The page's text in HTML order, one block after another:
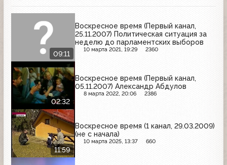
09:11
Воскресное время (Первый канал,
25.11.2007) Политическая ситуация за
неделю до парламентских выборов
10 марта 2021, 19:29 2360
02:32
Воскресное время (Первый канал,
05.11.2007) Александр Абдулов
8 марта 2022, 20:06 2386
11:59
Воскресное время (1 канал, 29.03.2009)
(не с начала)
10 марта 2025, 13:37 660